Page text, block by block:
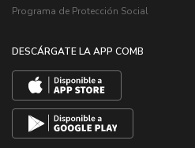
Programa de Protección Social
DESCÁRGATE LA APP COMB